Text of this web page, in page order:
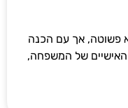
פשוטה, אך עם הכנה
האישיים של המשפחה,